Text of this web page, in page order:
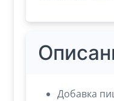
Добавка